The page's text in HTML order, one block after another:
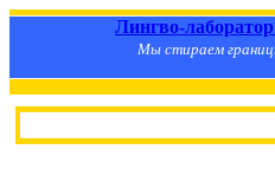
Лингво-
Мы стираем